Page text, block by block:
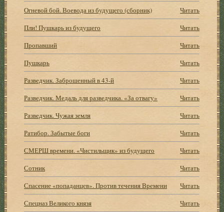
Огневой бой. Воевода из будущего (сборник)
Читать
Пли! Пушкарь из будущего
Читать
Пропавший
Читать
Пушкарь
Читать
Разведчик. Заброшенный в 43-й
Читать
Разведчик. Медаль для разведчика. «За отвагу»
Читать
Разведчик. Чужая земля
Читать
Ратибор. Забытые боги
Читать
СМЕРШ времени. «Чистильщик» из будущего
Читать
Сотник
Читать
Спасение «попаданцев». Против течения Времени
Читать
Спецназ Великого князя
Читать